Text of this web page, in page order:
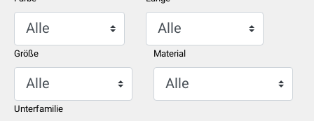
Größe Material
Unterfamilie